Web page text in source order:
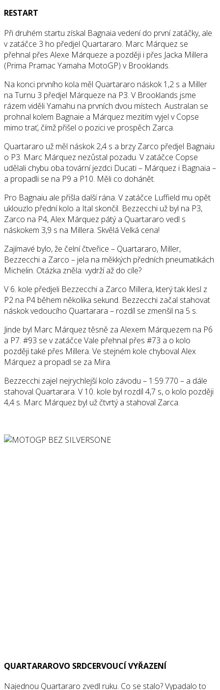
RESTART
Při druhém startu získal Bagnaia vedení do první zatáčky, ale
v zatáčce 3 ho předjel Quartararo. Marc Márquez se
přehnal přes Alexe Márqueze a později i přes Jacka Millera
(Prima Pramac Yamaha MotoGP) v Brooklands.
Na konci prvního kola měl Quartararo náskok 1,2 s a Miller
na Turnu 3 předjel Márqueze na P3. V Brooklands jsme
rázem viděli Yamahu na prvních dvou místech. Australan se
prohnal kolem Bagnaie a Márquez mezitím vyjel v Copse
mimo trať, čímž přišel o pozici ve prospěch Zarca.
Quartararo už měl náskok 2,4 s a brzy Zarco předjel Bagnaiu
o P3. Marc Márquez nezůstal pozadu. V zatáčce Copse
udělali chybu oba tovární jezdci Ducati – Márquez i Bagnaia –
a propadli se na P9 a P10. Měli co dohánět.
Pro Bagnaiu ale přišla další rána. V zatáčce Luffield mu opět
uklouzlo přední kolo a Ital skončil. Bezzecchi už byl na P3,
Zarco na P4, Alex Márquez pátý a Quartararo vedl s
náskokem 3,9 s na Millera. Skvělá Velká cena!
Zajímavé bylo, že čelní čtveřice – Quartararo, Miller,
Bezzecchi a Zarco – jela na měkkých předních pneumatikách
Michelin. Otázka zněla: vydrží až do cíle?
V 6. kole předjeli Bezzecchi a Zarco Millera, který tak klesl z
P2 na P4 během několika sekund. Bezzecchi začal stahovat
náskok vedoucího Quartarara – rozdíl se zmenšil na 5 s.
Jinde byl Marc Márquez těsně za Alexem Márquezem na P6
a P7. #93 se v zatáčce Vale přehnal přes #73 a o kolo
později také přes Millera. Ve stejném kole chyboval Alex
Márquez a propadl se za Mira.
Bezzecchi zajel nejrychlejší kolo závodu – 1:59.770 – a dále
stahoval Quartarara. V 10. kole byl rozdíl 4,7 s, o kolo později
4,4 s. Marc Márquez byl už čtvrtý a stahoval Zarca.
QUARTARAROVO SRDCERVOUCÍ VYŘAZENÍ
Najednou Quartararo zvedl ruku. Co se stalo? Vypadalo to